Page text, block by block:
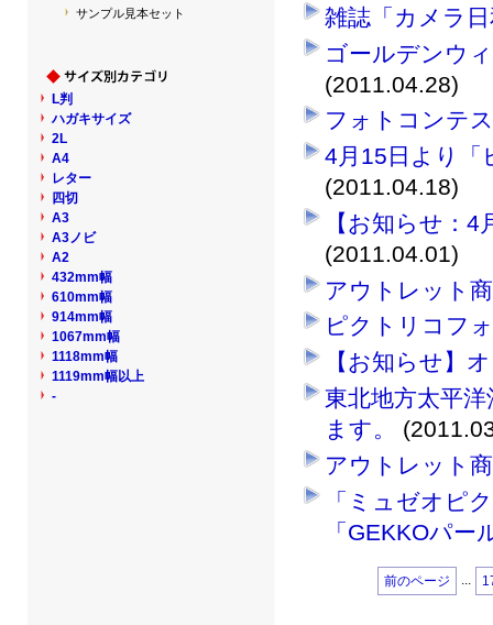
雑誌「カメラ
ゴールデンウ
(2011.04.28)
フォトコンテ
4月15日より「
(2011.04.18)
【お知らせ：
(2011.04.01)
アウトレット
ピクトリコフ
【お知らせ】
東北地方太平
ます。
アウトレット
「ミュゼオピ
「GEKKOパ
前のページ ...
サンプル見本セット
L判
ハガキサイズ
2L
A4
レター
四切
A3
A3ノビ
A2
432mm幅
610mm幅
914mm幅
1067mm幅
1118mm幅
1119mm幅以上
-